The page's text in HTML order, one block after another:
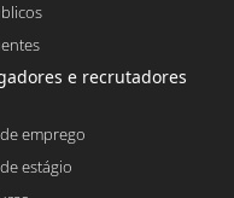
e recrutadores
emprego
estágio